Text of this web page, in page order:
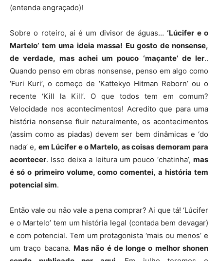
(entenda engraçado)!
Sobre o roteiro, ai é um divisor de águas…‘Lúcifer e o
Martelo’ tem uma ideia massa! Eu gosto de nonsense,
de verdade, mas achei um pouco ‘maçante’ de ler..
Quando penso em obras nonsense, penso em algo como
‘Furi Kuri’, o começo de ‘Kattekyo Hitman Reborn’ ou o
recente ‘Kill la Kill’. O que todos tem em comum?
Velocidade nos acontecimentos! Acredito que para uma
história nonsense fluir naturalmente, os acontecimentos
(assim como as piadas) devem ser bem dinâmicas e ‘do
nada’ e, em Lúcifer e o Martelo, as coisas demoram para
acontecer. Isso deixa a leitura um pouco ‘chatinha’, mas
é só o primeiro volume, como comentei, a história tem
potencial sim.
Então vale ou não vale a pena comprar? Ai que tá! ‘Lúcifer
e o Martelo’ tem um história legal (contada bem devagar)
e com potencial. Tem um protagonista ‘mais ou menos’ e
um traço bacana. Mas não é de longe o melhor shonen